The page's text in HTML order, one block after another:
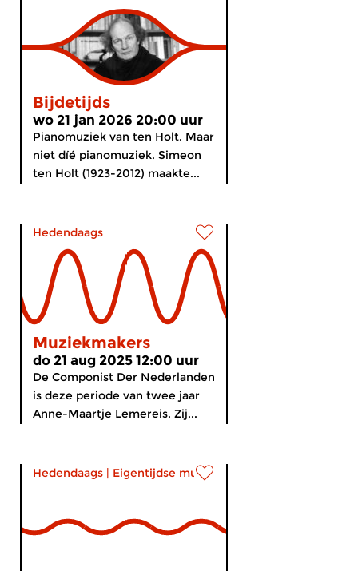
Bijdetijds
wo 21 jan 2026 20:00 uur
Pianomuziek van ten Holt. Maar
niet díé pianomuziek. Simeon
ten Holt (1923-2012) maakte...
Hedendaags
Muziekmakers
do 21 aug 2025 12:00 uur
De Componist Der Nederlanden
is deze periode van twee jaar
Anne-Maartje Lemereis. Zij...
Hedendaags | Eigentijdse muziek